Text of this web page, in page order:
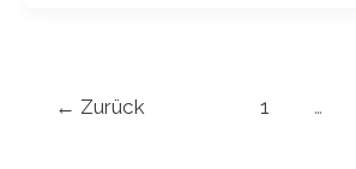
← Zurück 1 …